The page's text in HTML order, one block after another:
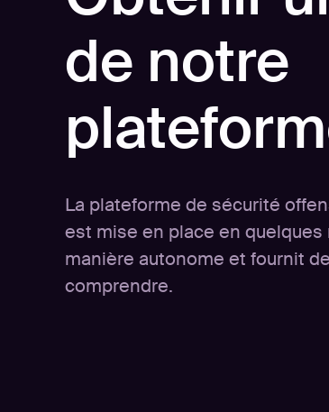
de notre
La plateforme de sécurité
est mise en place en
manière autonome et fournit
comprendre.